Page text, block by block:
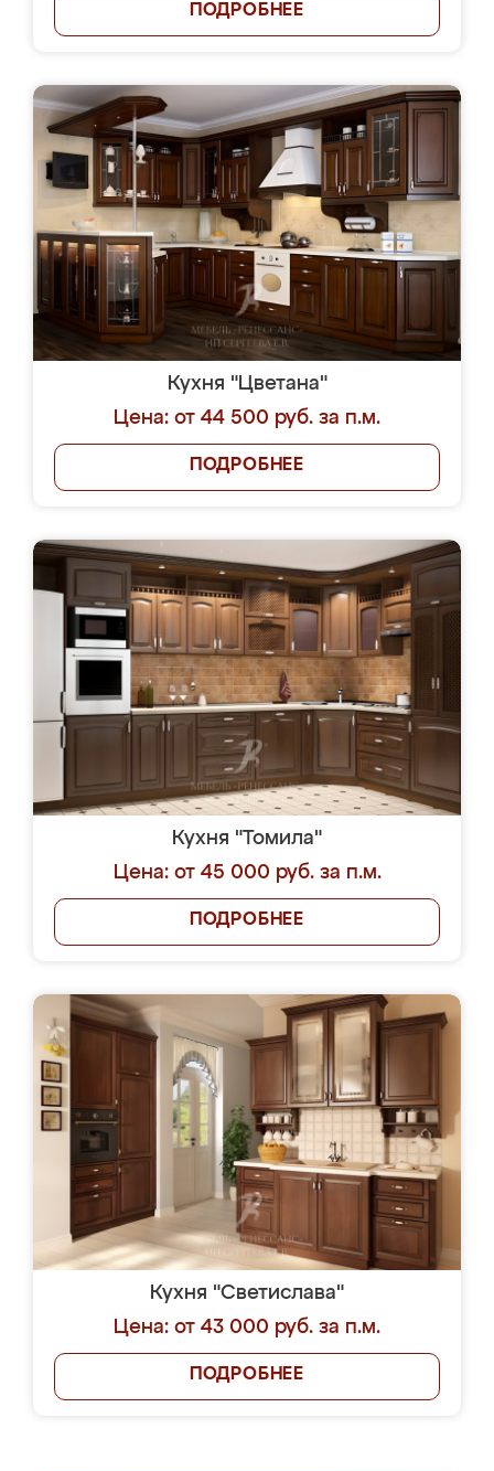
ПОДРОБНЕЕ
Кухня "Цветана"
Цена: от 44 500 руб. за п.м.
ПОДРОБНЕЕ
Кухня "Томила"
Цена: от 45 000 руб. за п.м.
ПОДРОБНЕЕ
Кухня "Светислава"
Цена: от 43 000 руб. за п.м.
ПОДРОБНЕЕ